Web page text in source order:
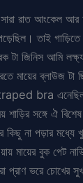
সারা রাত আংকেল
তাই
জিনিস আমি লক্ষ্য
মায়ের ব্লাউজ টা
bra এনেছিল,
সঙ্গে ঐ বিশেষ
কিছু না পড়ার মধ্যে
মায়ের বুক পেট
প্রাণ ভরে চোখের